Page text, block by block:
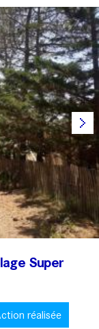
Super
réalisée